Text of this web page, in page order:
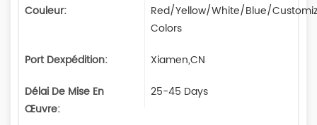
Couleur:
Red/Yellow/White/Blue/
Colors
Port Dexpédition:
Xiamen,CN
Délai De Mise En
Œuvre:
25-45 Days